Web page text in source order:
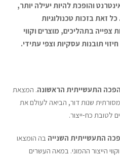
והופכת להיות יעילה יותר,
זאת בזכות טכנולוגיות
בתהליכים, מוצרים וקווי
תובנות עסקיות וצפי עתידי.
התעשייתית הראשונה. המצאת
שנות דור, הביאה לעולם את
לטובת כח-ייצור.
התעשייתית השנייה בה הומצאו
הייצור ההמוני. במאה העשרים